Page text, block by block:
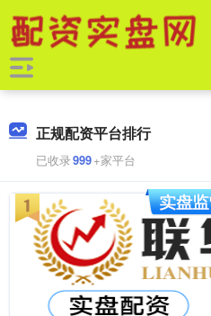
正规配资平台排行
已收录999+家平台